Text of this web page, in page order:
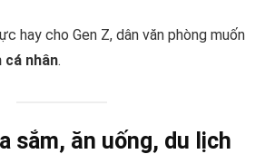
hay cho Gen Z, dân văn phòng muốn
cá nhân.
sắm, ăn uống, du lịch